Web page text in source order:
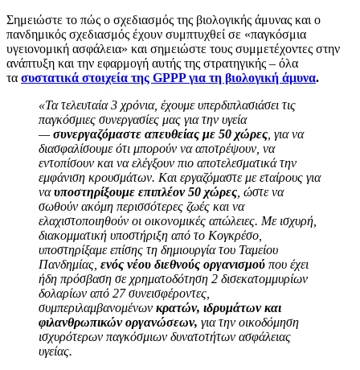
Σημειώστε το πώς ο σχεδιασμός της βιολογικής άμυνας και ο
πανδημικός σχεδιασμός έχουν συμπτυχθεί σε «παγκόσμια
υγειονομική ασφάλεια» και σημειώστε τους συμμετέχοντες στην
ανάπτυξη και την εφαρμογή αυτής της στρατηγικής – όλα
τα συστατικά στοιχεία της GPPP για τη βιολογική άμυνα.
«Τα τελευταία 3 χρόνια, έχουμε υπερδιπλασιάσει τις
παγκόσμιες συνεργασίες μας για την υγεία
—συνεργαζόμαστε απευθείας με 50 χώρες , για να
διασφαλίσουμε ότι μπορούν να αποτρέψουν, να
εντοπίσουν και να ελέγξουν πιο αποτελεσματικά την
εμφάνιση κρουσμάτων. Και εργαζόμαστε με εταίρους για
ναυποστηρίξουμε επιπλέον 50 χώρες , ώστε να
σωθούν ακόμη περισσότερες ζωές και να
ελαχιστοποιηθούν οι οικονομικές απώλειες. Με ισχυρή,
διακομματική υποστήριξη από το Κογκρέσο,
υποστηρίξαμε επίσης τη δημιουργία του Ταμείου
Πανδημίας, ενός νέου διεθνούς οργανισμού που έχει
ήδη πρόσβαση σε χρηματοδότηση 2 δισεκατομμυρίων
δολαρίων από 27 συνεισφέροντες,
συμπεριλαμβανομένων κρατών, ιδρυμάτων και
φιλανθρωπικών οργανώσεων, για την οικοδόμηση
ισχυρότερων παγκόσμιων δυνατοτήτων ασφάλειας
υγείας.